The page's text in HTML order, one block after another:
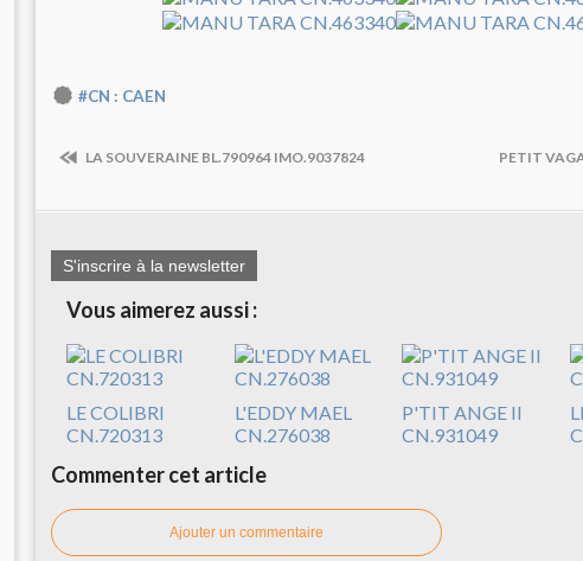
#CN : CAEN
LA SOUVERAINE BL.790964 IMO.9037824 PETIT
S'inscrire à la newsletter
Vous aimerez aussi :
LE COLIBRI
CN.720313
L'EDDY MAEL
CN.276038
P'TIT ANGE II
CN.931049
Commenter cet article
Ajouter un commentaire